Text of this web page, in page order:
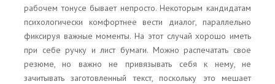
рабочем тонусе бывает непросто. Некоторым кандидатам
психологически комфортнее вести диалог, параллельно
фиксируя важные моменты. На этот случай хорошо иметь
при себе ручку и лист бумаги. Можно распечатать свое
резюме, но важно не привязывать себя к нему, не
зачитывать заготовленный текст, поскольку это мешает